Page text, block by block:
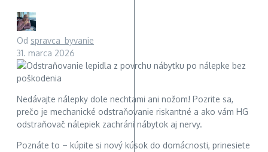
Od spravca_byvanie
31. marca 2026
Nedávajte nálepky dole nechtami ani nožom! Pozrite sa,
prečo je mechanické odstraňovanie riskantné a ako vám HG
odstraňovač nálepiek zachráni nábytok aj nervy.
Poznáte to – kúpite si nový kúsok do domácnosti, prinesiete